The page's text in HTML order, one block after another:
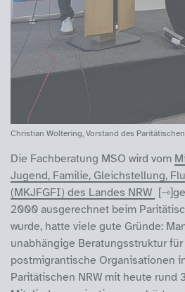
Christian Woltering, Vorstand des Paritätischen
Die Fachberatung MSO wird vom
Jugend, Familie, Gleichstellung,
(MKJFGFI) des Landes NRW
2000 ausgerechnet beim
wurde, hatte viele gute Gründe:
unabhängige Beratungsstruktur
postmigrantische Organisationen
Paritätischen NRW mit heute rund